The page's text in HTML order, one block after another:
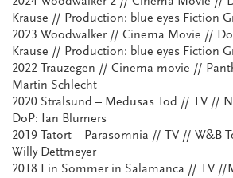
Krause // Production: blue eyes Fiction
2023 Woodwalker // Cinema Movie //
Krause // Production: blue eyes Fiction
2022 Trauzegen // Cinema movie //
Martin Schlecht
2020 Stralsund – Medusas Tod // TV //
DoP: Ian Blumers
2019 Tatort – Parasomnia // TV // W&B
Willy Dettmeyer
2018 Ein Sommer in Salamanca // TV